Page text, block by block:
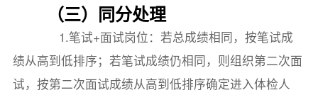
（三）同分处理
1.笔试+面试岗位：若总成绩相同，按笔试成
绩从高到低排序；若笔试成绩仍相同，则组织第二次面
试，按第二次面试成绩从高到低排序确定进入体检人